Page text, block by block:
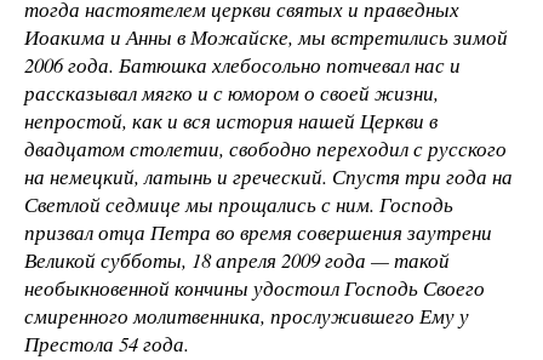
тогда настоятелем церкви святых и праведных
Иоакима и Анны в Можайске, мы встретились зимой
2006 года. Батюшка хлебосольно потчевал нас и
рассказывал мягко и с юмором о своей жизни,
непростой, как и вся история нашей Церкви в
двадцатом столетии, свободно переходил с русского
на немецкий, латынь и греческий. Спустя три года на
Светлой седмице мы прощались с ним. Господь
призвал отца Петра во время совершения заутрени
Великой субботы, 18 апреля 2009 года — такой
необыкновенной кончины удостоил Господь Своего
смиренного молитвенника, прослужившего Ему у
Престола 54 года.